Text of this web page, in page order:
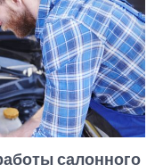
салонного